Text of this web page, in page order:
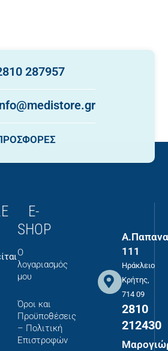
287957
E-
SHOP
Ο
λογαριασμός
μου
Όροι και
Προϋποθέσεις
– Πολιτική
Επιστροφών
111
Ηράκλειο
Κρήτης,
714 09
2810
212430